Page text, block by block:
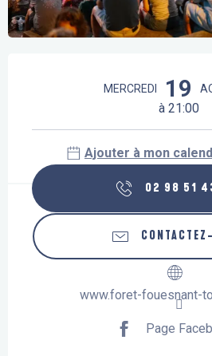
MERCREDI 19
à 21:00
Ajouter à mon
02 98 51
www.foret-fouesnant-
Page